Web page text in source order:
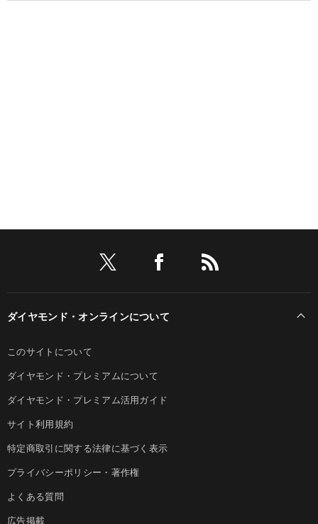
ダイヤモンド・オンラインについて
このサイトについて
ダイヤモンド・プレミアムについて
ダイヤモンド・プレミアム活用ガイド
サイト利用規約
特定商取引に関する法律に基づく表示
プライバシーポリシー・著作権
よくある質問
広告掲載